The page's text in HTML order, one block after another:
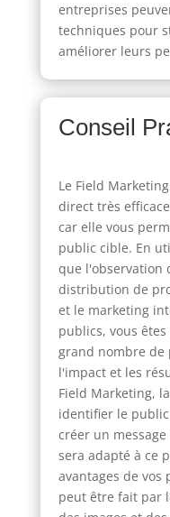
entreprises
techniques pour
améliorer leurs
Conseil
Le Field
direct très
car elle vous
public cible. En
que l'observation
distribution de
et le marketing
publics, vous
grand nombre de
l'impact et les
Field Marketing,
identifier le
créer un
sera adapté à ce
avantages de vos
peut être fait par